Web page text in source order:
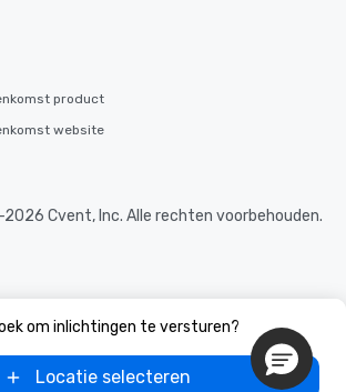
om inlichtingen te versturen?
Locatie selecteren
product
website
Cvent, Inc. Alle rechten voorbehouden.